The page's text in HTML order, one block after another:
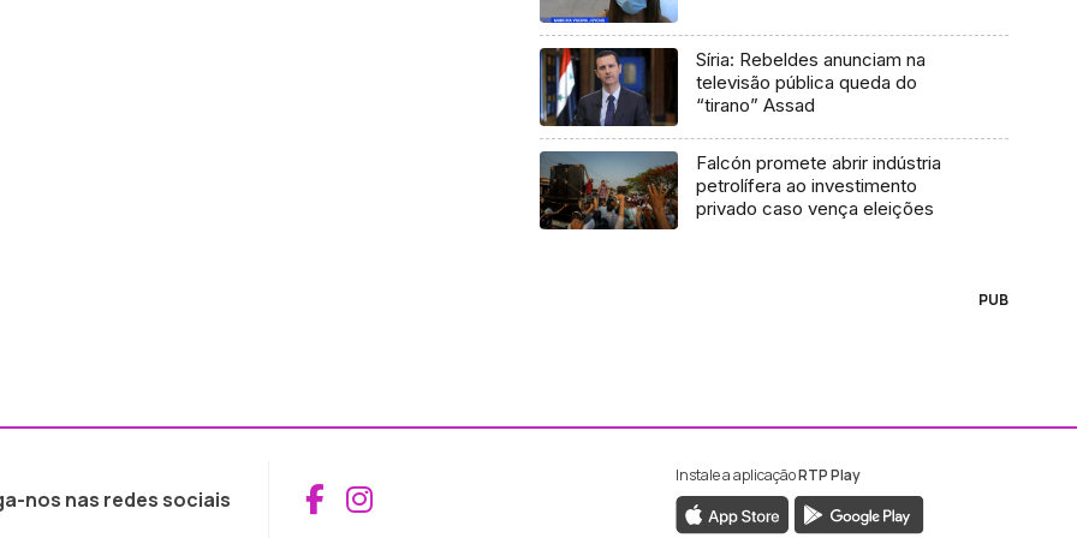
Síria: Rebeldes anunciam na
televisão pública queda do
“tirano” Assad
Falcón promete abrir indústria
petrolífera ao investimento
privado caso vença eleições
PUB
nos nas redes sociais Aceder ao Facebook da RTP Madeira
Aceder ao Instagram da RTP Madeira
Instale a aplicaçãoRTP Play